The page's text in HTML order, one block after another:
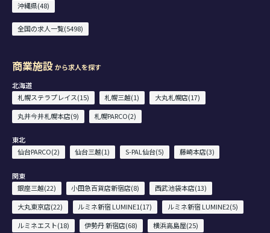
沖縄県(48)
全国の求人一覧(5498)
商業施設から求人を探す
北海道
札幌ステラプレイス(15)
札幌三越(1)
大丸札幌店(17)
丸井今井札幌本店(9)
札幌PARCO(2)
東北
仙台PARCO(2)
仙台三越(1) S-PAL仙台(5) 藤崎本店(3)
関東
銀座三越(22)
小田急百貨店新宿店(8)
西武池袋本店(13)
大丸東京店(22)
ルミネ新宿 LUMINE1(17)
ルミネ新宿 LUMINE2(5)
ルミネエスト(18)
伊勢丹 新宿店(68)
横浜高島屋(25)